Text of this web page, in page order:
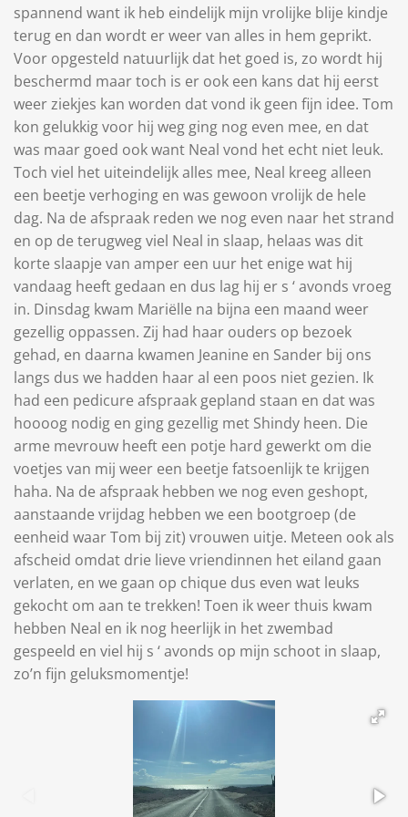
spannend want ik heb eindelijk mijn vrolijke blije kindje
terug en dan wordt er weer van alles in hem geprikt.
Voor opgesteld natuurlijk dat het goed is, zo wordt hij
beschermd maar toch is er ook een kans dat hij eerst
weer ziekjes kan worden dat vond ik geen fijn idee. Tom
kon gelukkig voor hij weg ging nog even mee, en dat
was maar goed ook want Neal vond het echt niet leuk.
Toch viel het uiteindelijk alles mee, Neal kreeg alleen
een beetje verhoging en was gewoon vrolijk de hele
dag. Na de afspraak reden we nog even naar het strand
en op de terugweg viel Neal in slaap, helaas was dit
korte slaapje van amper een uur het enige wat hij
vandaag heeft gedaan en dus lag hij er s ‘ avonds vroeg
in. Dinsdag kwam Mariëlle na bijna een maand weer
gezellig oppassen. Zij had haar ouders op bezoek
gehad, en daarna kwamen Jeanine en Sander bij ons
langs dus we hadden haar al een poos niet gezien. Ik
had een pedicure afspraak gepland staan en dat was
hoooog nodig en ging gezellig met Shindy heen. Die
arme mevrouw heeft een potje hard gewerkt om die
voetjes van mij weer een beetje fatsoenlijk te krijgen
haha. Na de afspraak hebben we nog even geshopt,
aanstaande vrijdag hebben we een bootgroep (de
eenheid waar Tom bij zit) vrouwen uitje. Meteen ook als
afscheid omdat drie lieve vriendinnen het eiland gaan
verlaten, en we gaan op chique dus even wat leuks
gekocht om aan te trekken! Toen ik weer thuis kwam
hebben Neal en ik nog heerlijk in het zwembad
gespeeld en viel hij s ‘ avonds op mijn schoot in slaap,
zo’n fijn geluksmomentje!